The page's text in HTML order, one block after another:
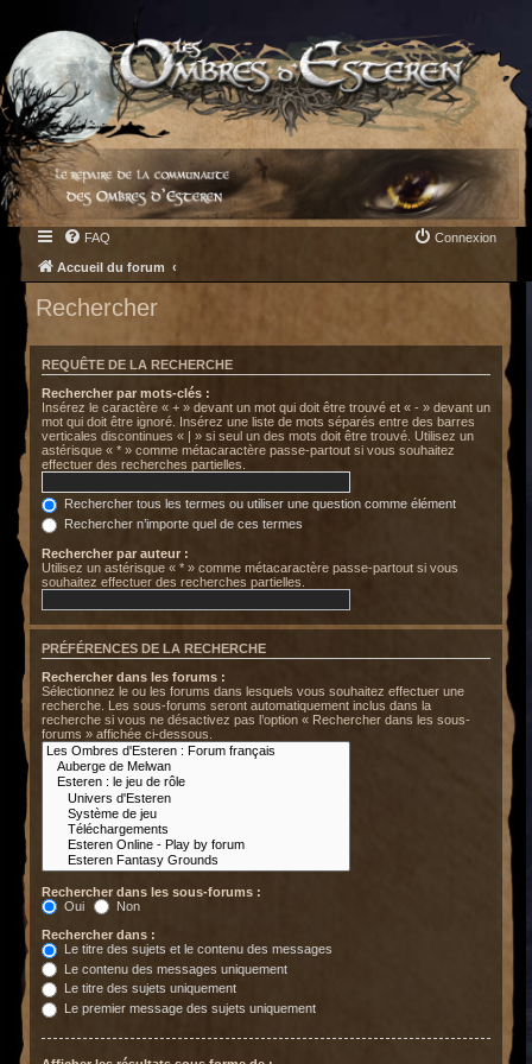
FAQ Connexion
Accueil du forum
Rechercher
REQUÊTE DE LA RECHERCHE
Rechercher par mots-clés :
Insérez le caractère « + » devant un mot qui doit être trouvé et « - » devant un
mot qui doit être ignoré. Insérez une liste de mots séparés entre des barres
verticales discontinues « | » si seul un des mots doit être trouvé. Utilisez un
astérisque « * » comme métacaractère passe-partout si vous souhaitez
effectuer des recherches partielles.
Rechercher tous les termes ou utiliser une question comme élément
Rechercher n’importe quel de ces termes
Rechercher par auteur :
Utilisez un astérisque « * » comme métacaractère passe-partout si vous
souhaitez effectuer des recherches partielles.
PRÉFÉRENCES DE LA RECHERCHE
Rechercher dans les forums :
Sélectionnez le ou les forums dans lesquels vous souhaitez effectuer une
recherche. Les sous-forums seront automatiquement inclus dans la
recherche si vous ne désactivez pas l’option « Rechercher dans les sous-
forums » affichée ci-dessous.
Rechercher dans les sous-forums :
Oui
Non
Rechercher dans :
Le titre des sujets et le contenu des messages
Le contenu des messages uniquement
Le titre des sujets uniquement
Le premier message des sujets uniquement